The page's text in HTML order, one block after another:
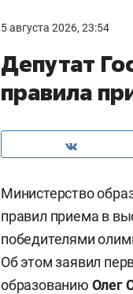
5 августа 2026, 23:54
Депутат
правила
Министерство
правил приема в
победителями
Об этом заявил
образованию Олег